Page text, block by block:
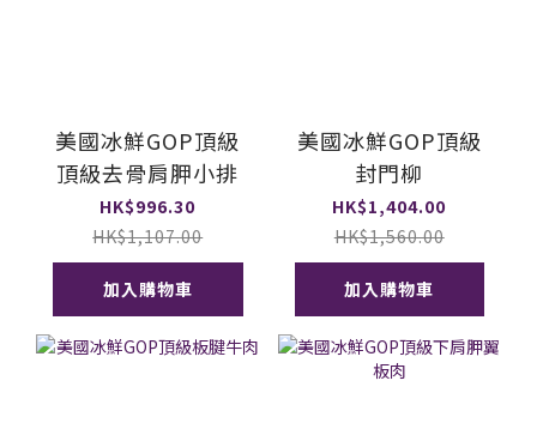
美國冰鮮GOP頂級
頂級去骨肩胛小排
HK$996.30
HK$1,107.00
加入購物車
美國冰鮮GOP頂級
封門柳
HK$1,404.00
HK$1,560.00
加入購物車